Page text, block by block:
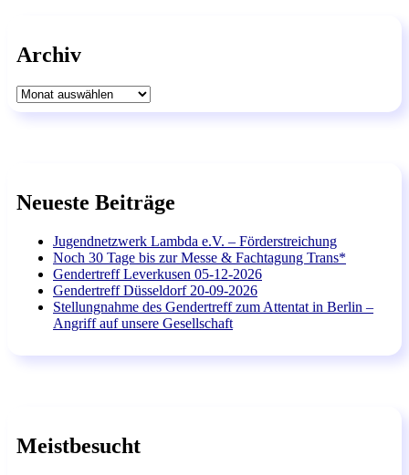
Archiv
Archiv
Neueste Beiträge
Jugendnetzwerk Lambda e.V. – Förderstreichung
Noch 30 Tage bis zur Messe & Fachtagung Trans*
Gendertreff Leverkusen 05-12-2026
Gendertreff Düsseldorf 20-09-2026
Stellungnahme des Gendertreff zum Attentat in Berlin –
Angriff auf unsere Gesellschaft
Meistbesucht